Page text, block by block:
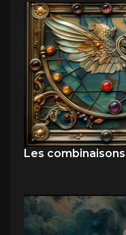
Les